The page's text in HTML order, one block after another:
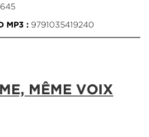
MP3 :9791035419240
MÊME VOIX